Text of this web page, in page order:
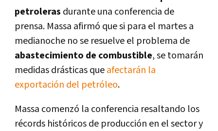
petroleras durante una conferencia de
prensa. Massa afirmó que si para el martes a
medianoche no se resuelve el problema de
abastecimiento de combustible, se tomarán
medidas drásticas queafectarán la
exportación del petróleo.
Massa comenzó la conferencia resaltando los
récords históricos de producción en el sector y